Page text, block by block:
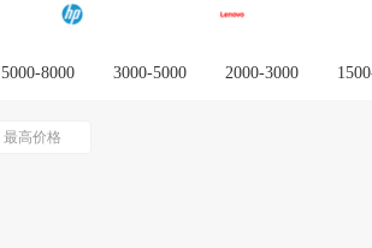
5000-8000 3000-5000 2000-3000